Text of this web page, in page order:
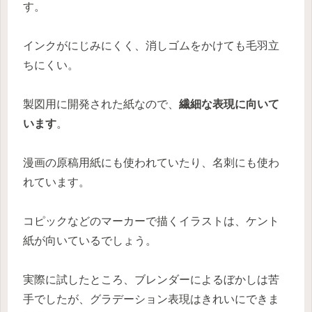
す。
インクがにじみにくく、消しゴムをかけても毛羽立
ちにくい。
製図用に開発された紙なので、 繊細な表現に向いて
います。
漫画の原稿用紙にも使われていたり、名刺にも使わ
れています。
コピックなどのマーカーで描くイラストは、ケント
紙が向いているでしょう。
実際に試したところ、ブレンダーによるぼかしは苦
手でしたが、グラデーション表現はきれいにできま